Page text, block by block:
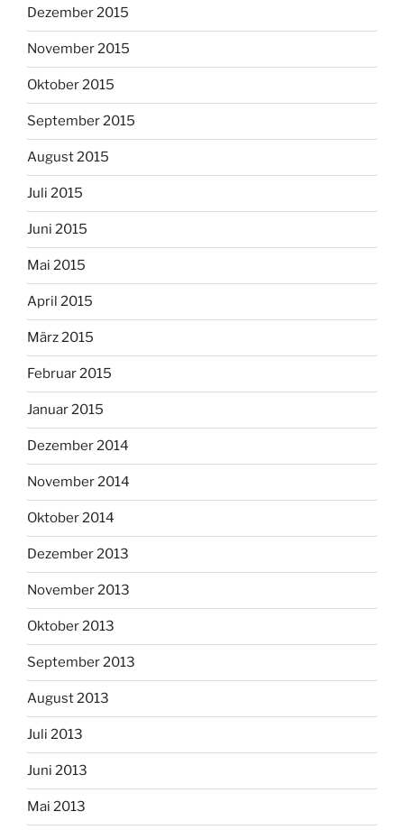
Dezember 2015
November 2015
Oktober 2015
September 2015
August 2015
Juli 2015
Juni 2015
Mai 2015
April 2015
März 2015
Februar 2015
Januar 2015
Dezember 2014
November 2014
Oktober 2014
Dezember 2013
November 2013
Oktober 2013
September 2013
August 2013
Juli 2013
Juni 2013
Mai 2013